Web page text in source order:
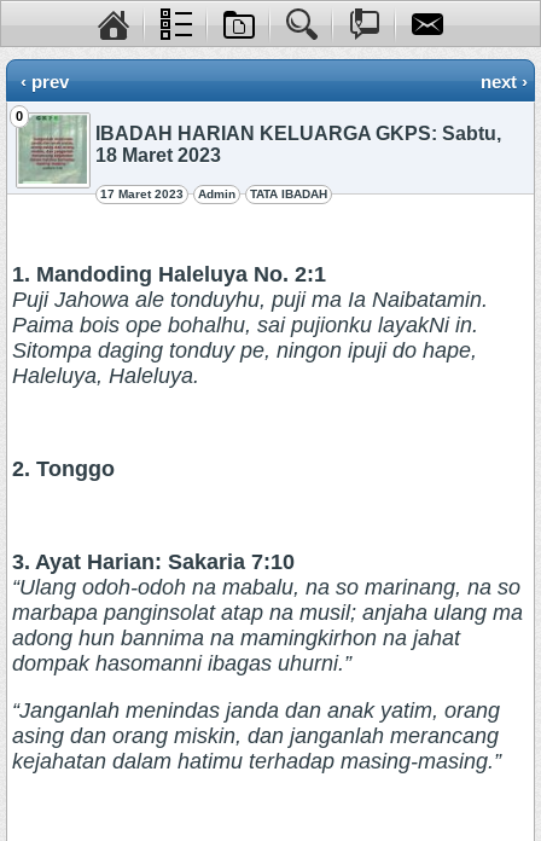
‹ prev next ›
0
IBADAH HARIAN KELUARGA GKPS: Sabtu,
18 Maret 2023
17 Maret 2023 Admin TATA IBADAH
1. Mandoding Haleluya No. 2:1
Puji Jahowa ale tonduyhu, puji ma Ia Naibatamin.
Paima bois ope bohalhu, sai pujionku layakNi in.
Sitompa daging tonduy pe, ningon ipuji do hape,
Haleluya, Haleluya.
2. Tonggo
3. Ayat Harian: Sakaria 7:10
“Ulang odoh-odoh na mabalu, na so marinang, na so
marbapa panginsolat atap na musil; anjaha ulang ma
adong hun bannima na mamingkirhon na jahat
dompak hasomanni ibagas uhurni.”
“Janganlah menindas janda dan anak yatim, orang
asing dan orang miskin, dan janganlah merancang
kejahatan dalam hatimu terhadap masing-masing.”